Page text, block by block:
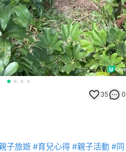
35 0
子旅遊#育兒心得 #親子活動 #同